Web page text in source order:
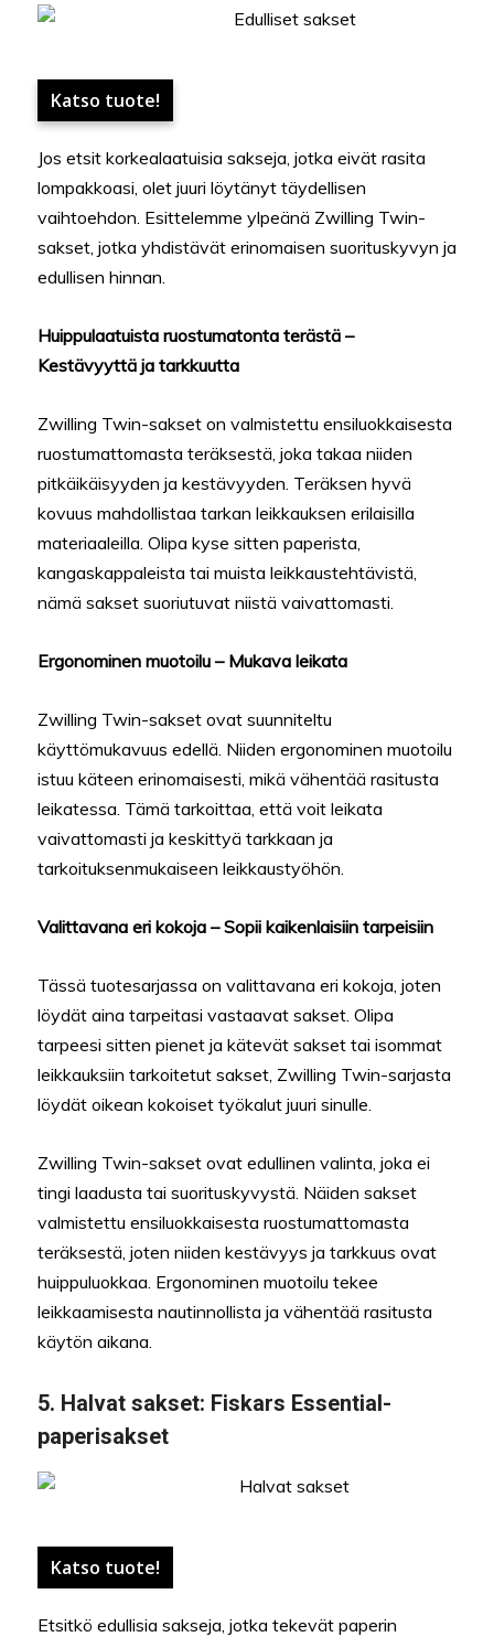
Katso tuote!
Jos etsit korkealaatuisia sakseja, jotka eivät rasita
lompakkoasi, olet juuri löytänyt täydellisen
vaihtoehdon. Esittelemme ylpeänä Zwilling Twin-
sakset, jotka yhdistävät erinomaisen suorituskyvyn ja
edullisen hinnan.
Huippulaatuista ruostumatonta terästä –
Kestävyyttä ja tarkkuutta
Zwilling Twin-sakset on valmistettu ensiluokkaisesta
ruostumattomasta teräksestä, joka takaa niiden
pitkäikäisyyden ja kestävyyden. Teräksen hyvä
kovuus mahdollistaa tarkan leikkauksen erilaisilla
materiaaleilla. Olipa kyse sitten paperista,
kangaskappaleista tai muista leikkaustehtävistä,
nämä sakset suoriutuvat niistä vaivattomasti.
Ergonominen muotoilu – Mukava leikata
Zwilling Twin-sakset ovat suunniteltu
käyttömukavuus edellä. Niiden ergonominen muotoilu
istuu käteen erinomaisesti, mikä vähentää rasitusta
leikatessa. Tämä tarkoittaa, että voit leikata
vaivattomasti ja keskittyä tarkkaan ja
tarkoituksenmukaiseen leikkaustyöhön.
Valittavana eri kokoja – Sopii kaikenlaisiin tarpeisiin
Tässä tuotesarjassa on valittavana eri kokoja, joten
löydät aina tarpeitasi vastaavat sakset. Olipa
tarpeesi sitten pienet ja kätevät sakset tai isommat
leikkauksiin tarkoitetut sakset, Zwilling Twin-sarjasta
löydät oikean kokoiset työkalut juuri sinulle.
Zwilling Twin-sakset ovat edullinen valinta, joka ei
tingi laadusta tai suorituskyvystä. Näiden sakset
valmistettu ensiluokkaisesta ruostumattomasta
teräksestä, joten niiden kestävyys ja tarkkuus ovat
huippuluokkaa. Ergonominen muotoilu tekee
leikkaamisesta nautinnollista ja vähentää rasitusta
käytön aikana.
5. Halvat sakset: Fiskars Essential-
paperisakset
Katso tuote!
Etsitkö edullisia sakseja, jotka tekevät paperin